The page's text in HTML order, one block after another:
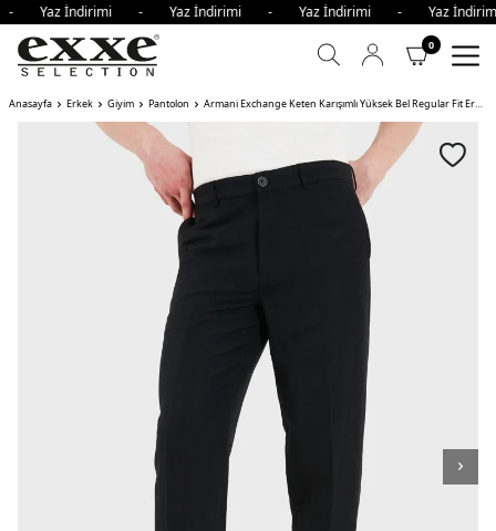
Yaz İndirimi - Yaz İndirimi - Yaz İndirimi - Yaz
0
Anasayfa Erkek Giyim Pantolon Armani Exchange Keten Karışımlı Yüksek Bel Regular Fit Erkek Pantolon ZNFNZ